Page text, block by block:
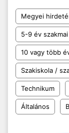
Megyei
5-9 év
10 vagy több
Szakiskola /
Technikum
Általános